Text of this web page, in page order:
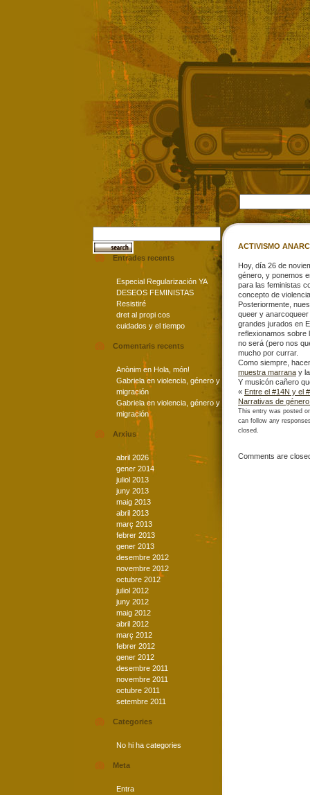
Entrades recents
Especial Regularización YA
DESEOS FEMINISTAS
Resistiré
dret al propi cos
cuidados y el tiempo
Comentaris recents
Anònim en Hola, món!
Gabrielaen violencia, género y
migración
Gabriela en violencia, género y
migración
Arxius
abril 2026
gener 2014
juliol 2013
juny 2013
maig 2013
abril 2013
març 2013
febrer 2013
gener 2013
desembre 2012
novembre 2012
octubre 2012
juliol 2012
juny 2012
maig 2012
abril 2012
març 2012
febrer 2012
gener 2012
desembre 2011
novembre 2011
octubre 2011
setembre 2011
Categories
No hi ha categories
Meta
Entra
ACTIVISMO
Hoy, día 26 de
género, y ponemos
para las feministas
concepto de
Posteriormente,
queer y
grandes jurados en
reflexionamos sobre
no será (pero nos
mucho por currar.
Como siempre,
muestra marrana y
Y musicón cañero
« Entre el #14N y el
Narrativas de
This entry was posted
can follow any
closed.
Comments are